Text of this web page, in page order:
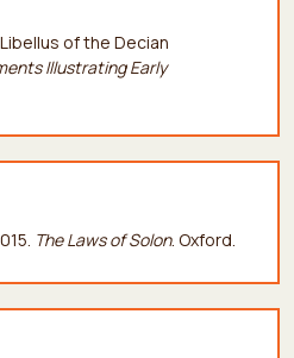
Libellus of the Decian
Illustrating Early
The Laws of Solon. Oxford.